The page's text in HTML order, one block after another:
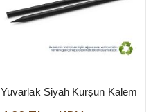
Yuvarlak Siyah Kurşun Kalem